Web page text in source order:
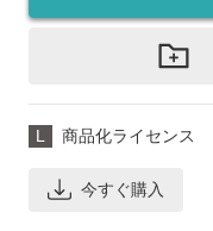
L 商品化ライセンス
今すぐ購入